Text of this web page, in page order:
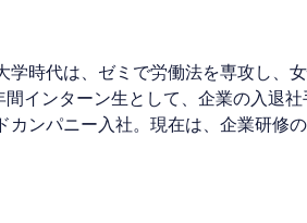
学時代は、ゼミで労働法を専攻し、
インターン生として、企業の入退
カンパニー入社。現在は、企業研修